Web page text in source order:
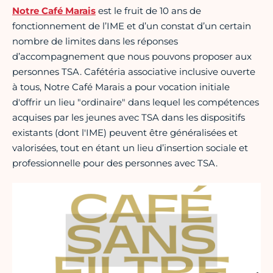
Notre Café Marais est le fruit de 10 ans de
fonctionnement de l’IME et d’un constat d’un certain
nombre de limites dans les réponses
d’accompagnement que nous pouvons proposer aux
personnes TSA. Cafétéria associative inclusive ouverte
à tous, Notre Café Marais a pour vocation initiale
d'offrir un lieu "ordinaire" dans lequel les compétences
acquises par les jeunes avec TSA dans les dispositifs
existants (dont l'IME) peuvent être généralisées et
valorisées, tout en étant un lieu d’insertion sociale et
professionnelle pour des personnes avec TSA.